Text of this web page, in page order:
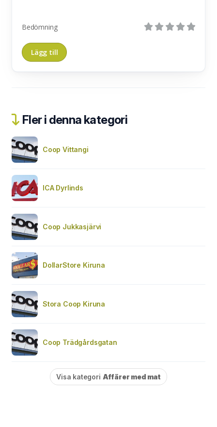
Bedömning
Fler i denna kategori
Coop Vittangi
ICA Dyrlinds
Coop Jukkasjärvi
DollarStore Kiruna
Stora Coop Kiruna
Coop Trädgårdsgatan
Visa kategori Affärer med mat